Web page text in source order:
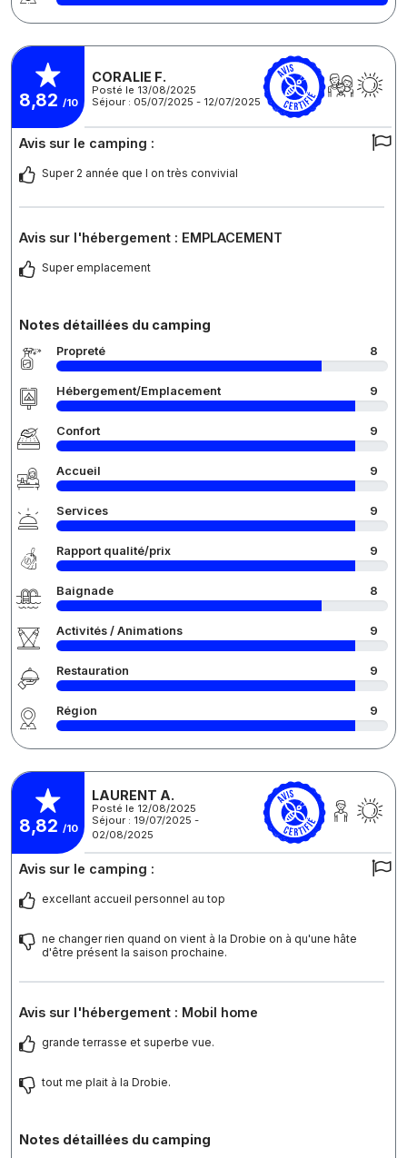
8,82 /10
CORALIE F.
Posté le 13/08/2025
Séjour : 05/07/2025 - 12/07/2025
Avis sur le camping :
Super 2 année que l on très convivial
Avis sur l'hébergement : EMPLACEMENT
Super emplacement
Notes détaillées du camping
Propreté 8
Hébergement/Emplacement 9
Confort 9
Accueil 9
Services 9
Rapport qualité/prix 9
Baignade 8
Activités / Animations 9
Restauration 9
Région 9
8,82 /10
LAURENT A.
Posté le 12/08/2025
Séjour : 19/07/2025 -
02/08/2025
Avis sur le camping :
excellant accueil personnel au top
ne changer rien quand on vient à la Drobie on à qu'une hâte
d'être présent la saison prochaine.
Avis sur l'hébergement : Mobil home
grande terrasse et superbe vue.
tout me plait à la Drobie.
Notes détaillées du camping